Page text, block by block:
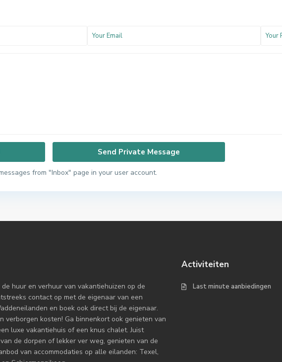
from "Inbox" page in your user account.
huur en verhuur van vakantiehuizen op de
contact op met de eigenaar van een
en boek ook direct bij de eigenaar.
verborgen kosten! Ga binnenkort ook genieten van
luxe vakantiehuis of een knus chalet. Juist
de dorpen of lekker ver weg, genieten van de
van accommodaties op alle eilanden: Texel,
Activiteiten
Last minute aanbiedingen